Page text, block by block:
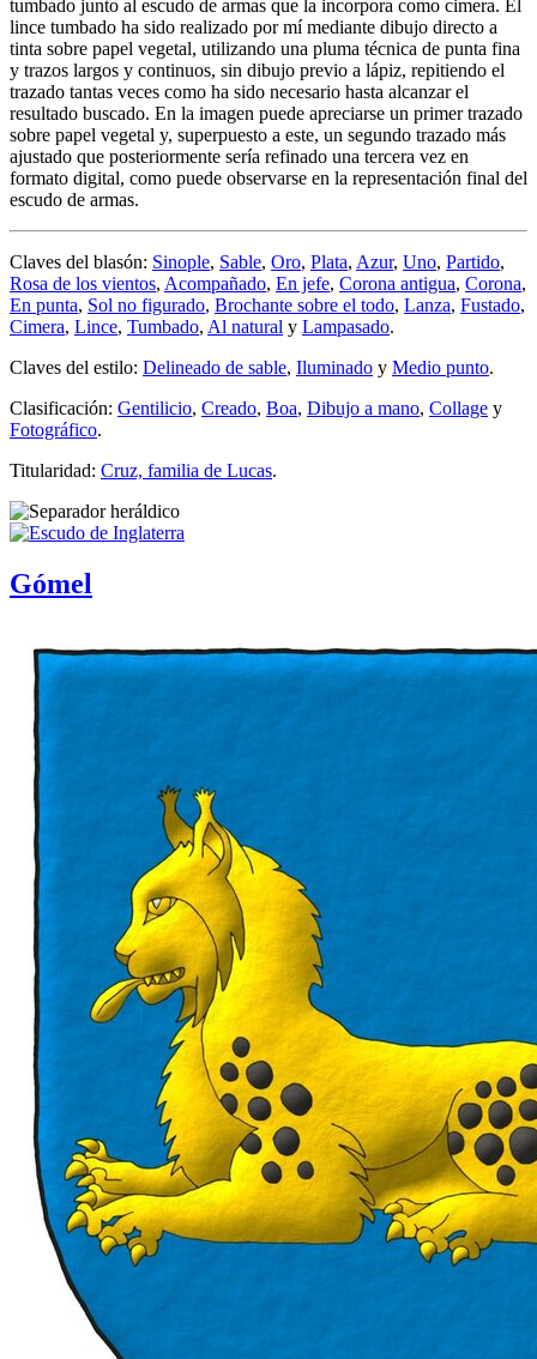
tumbado junto al escudo de armas que la incorpora como cimera. El
lince tumbado ha sido realizado por mí mediante dibujo directo a
tinta sobre papel vegetal, utilizando una pluma técnica de punta fina
y trazos largos y continuos, sin dibujo previo a lápiz, repitiendo el
trazado tantas veces como ha sido necesario hasta alcanzar el
resultado buscado. En la imagen puede apreciarse un primer trazado
sobre papel vegetal y, superpuesto a este, un segundo trazado más
ajustado que posteriormente sería refinado una tercera vez en
formato digital, como puede observarse en la representación final del
escudo de armas.
Claves del blasón: Sinople, Sable, Oro, Plata, Azur, Uno, Partido,
Rosa de los vientos, Acompañado, En jefe, Corona antigua, Corona,
En punta, Sol no figurado, Brochante sobre el todo, Lanza, Fustado,
Cimera, Lince, Tumbado, Al natural y Lampasado.
Claves del estilo: Delineado de sable, Iluminado y Medio punto.
Clasificación: Gentilicio, Creado, Boa, Dibujo a mano, Collage y
Fotográfico.
Titularidad: Cruz, familia de Lucas.
Gómel